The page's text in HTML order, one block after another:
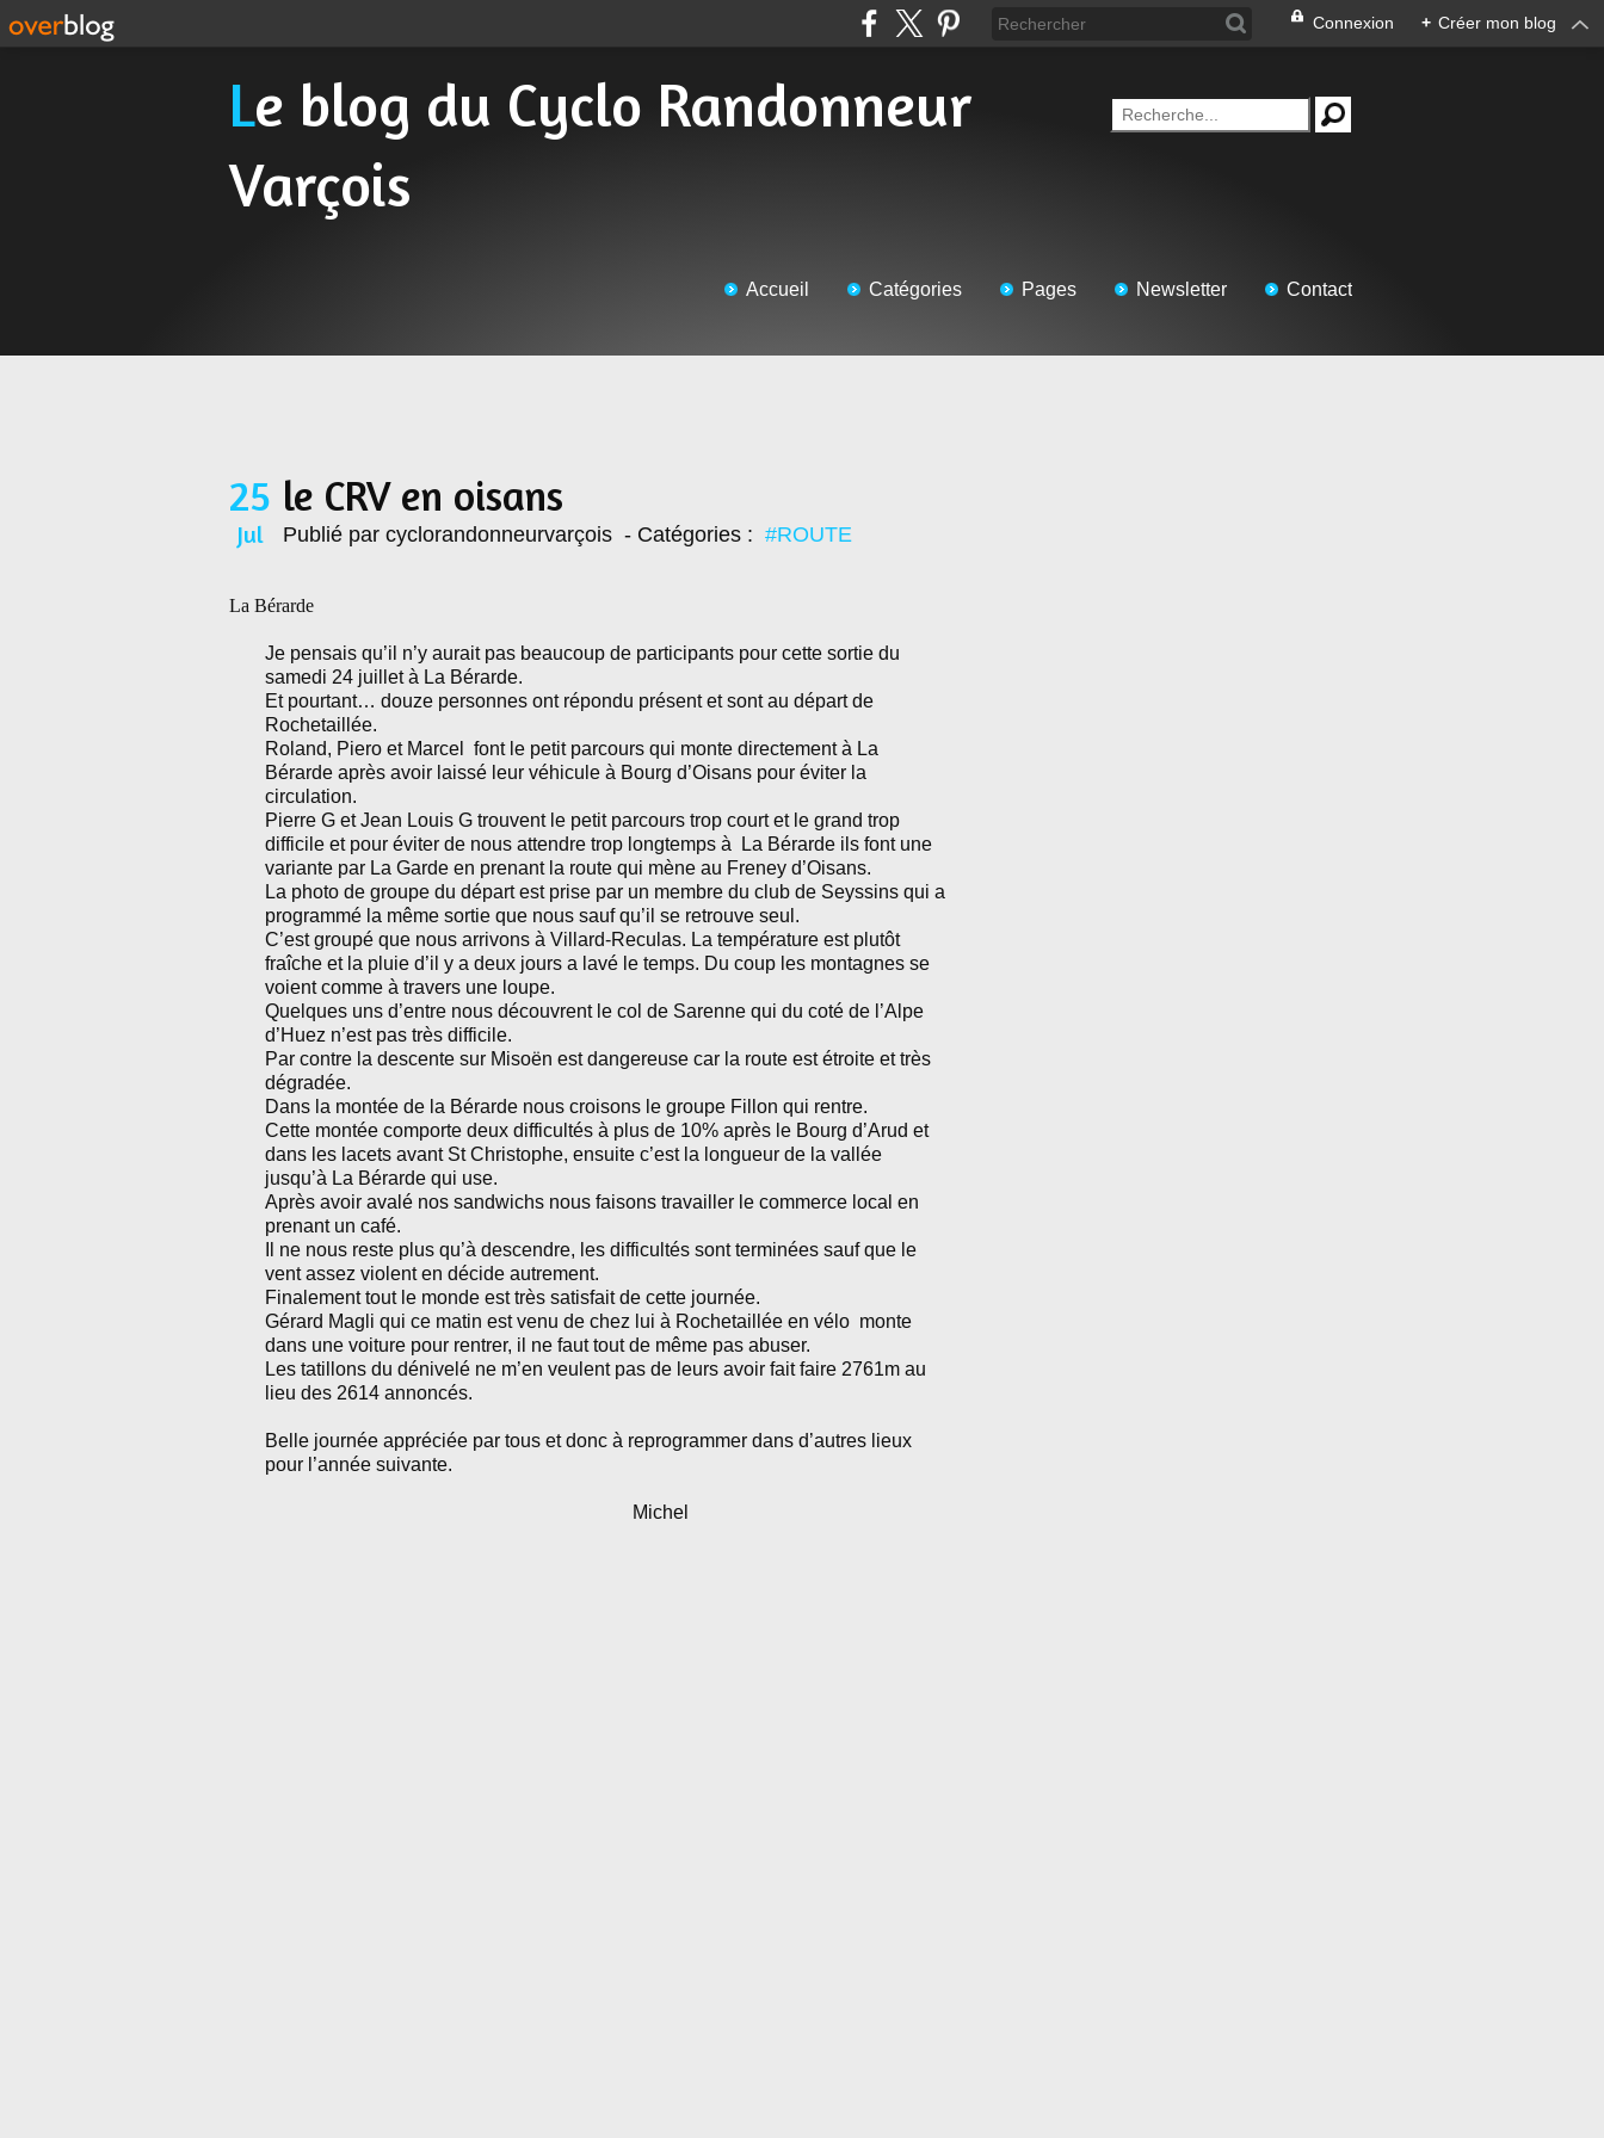
Connexion + Créer mon blog
Le blog du Cyclo Randonneur
Varçois
Accueil Catégories Pages Newsletter Contact
25
Jul
le CRV en oisans
Publié par cyclorandonneurvarçois - Catégories : #ROUTE
La Bérarde
Je pensais qu’il n’y aurait pas beaucoup de participants pour cette sortie du
samedi 24 juillet à La Bérarde.
Et pourtant… douze personnes ont répondu présent et sont au départ de
Rochetaillée.
Roland, Piero et Marcel font le petit parcours qui monte directement à La
Bérarde après avoir laissé leur véhicule à Bourg d’Oisans pour éviter la
circulation.
Pierre G et Jean Louis G trouvent le petit parcours trop court et le grand trop
difficile et pour éviter de nous attendre trop longtemps à La Bérarde ils font une
variante par La Garde en prenant la route qui mène au Freney d’Oisans.
La photo de groupe du départ est prise par un membre du club de Seyssins qui a
programmé la même sortie que nous sauf qu’il se retrouve seul.
C’est groupé que nous arrivons à Villard-Reculas. La température est plutôt
fraîche et la pluie d’il y a deux jours a lavé le temps. Du coup les montagnes se
voient comme à travers une loupe.
Quelques uns d’entre nous découvrent le col de Sarenne qui du coté de l’Alpe
d’Huez n’est pas très difficile.
Par contre la descente sur Misoën est dangereuse car la route est étroite et très
dégradée.
Dans la montée de la Bérarde nous croisons le groupe Fillon qui rentre.
Cette montée comporte deux difficultés à plus de 10% après le Bourg d’Arud et
dans les lacets avant St Christophe, ensuite c’est la longueur de la vallée
jusqu’à La Bérarde qui use.
Après avoir avalé nos sandwichs nous faisons travailler le commerce local en
prenant un café.
Il ne nous reste plus qu’à descendre, les difficultés sont terminées sauf que le
vent assez violent en décide autrement.
Finalement tout le monde est très satisfait de cette journée.
Gérard Magli qui ce matin est venu de chez lui à Rochetaillée en vélo monte
dans une voiture pour rentrer, il ne faut tout de même pas abuser.
Les tatillons du dénivelé ne m’en veulent pas de leurs avoir fait faire 2761m au
lieu des 2614 annoncés.
Belle journée appréciée par tous et donc à reprogrammer dans d’autres lieux
pour l’année suivante.
Michel